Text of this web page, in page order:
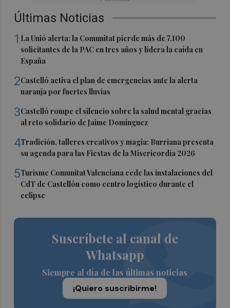
Últimas Noticias
1 La Unió alerta: la Comunitat pierde más de 7.100
solicitantes de la PAC en tres años y lidera la caída en
España
2Castelló activa el plan de emergencias ante la alerta
naranja por fuertes lluvias
3Castelló rompe el silencio sobre la salud mental gracias
al reto solidario de Jaime Domínguez
4Tradición, talleres creativos y magia: Burriana presenta
su agenda para las Fiestas de la Misericordia 2026
5Turisme Comunitat Valenciana cede las instalaciones del
CdT de Castellón como centro logístico durante el
eclipse
Suscríbete al canal de
Whatsapp
Siempre al día de las últimas noticias
¡Quiero suscribirme!